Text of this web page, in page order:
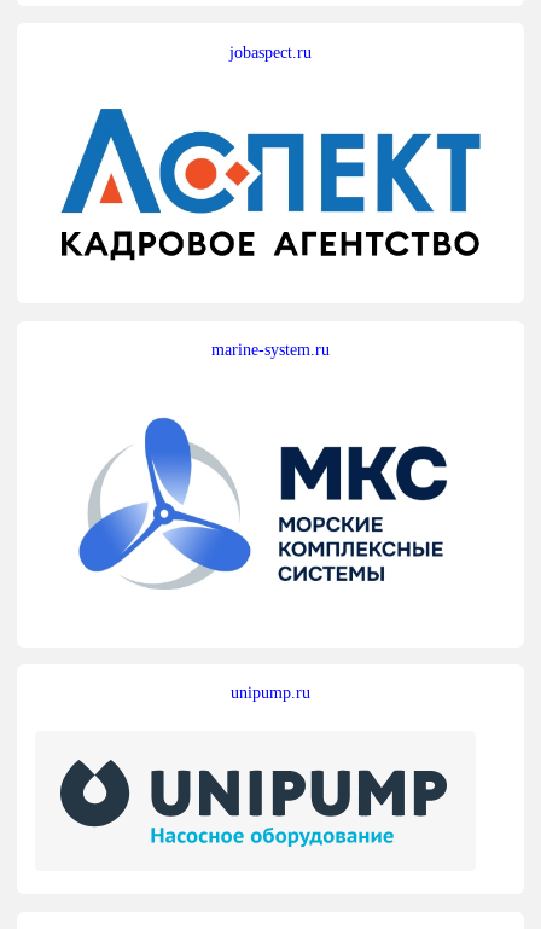
jobaspect.ru
marine-system.ru
unipump.ru